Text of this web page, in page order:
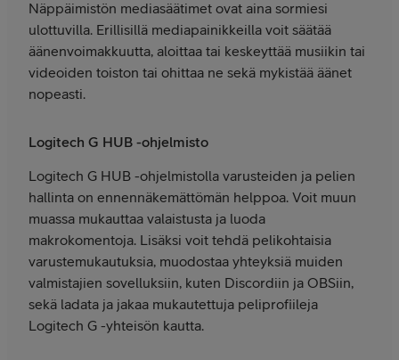
Näppäimistön mediasäätimet ovat aina sormiesi
ulottuvilla. Erillisillä mediapainikkeilla voit säätää
äänenvoimakkuutta, aloittaa tai keskeyttää musiikin tai
videoiden toiston tai ohittaa ne sekä mykistää äänet
nopeasti.
Logitech G HUB -ohjelmisto
Logitech G HUB -ohjelmistolla varusteiden ja pelien
hallinta on ennennäkemättömän helppoa. Voit muun
muassa mukauttaa valaistusta ja luoda
makrokomentoja. Lisäksi voit tehdä pelikohtaisia
varustemukautuksia, muodostaa yhteyksiä muiden
valmistajien sovelluksiin, kuten Discordiin ja OBSiin,
sekä ladata ja jakaa mukautettuja peliprofiileja
Logitech G -yhteisön kautta.